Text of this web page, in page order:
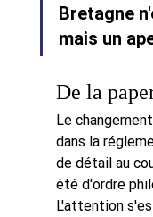
Bretagne
mais un
De la
Le
dans la
de détail au
été d'ordre
L'attention